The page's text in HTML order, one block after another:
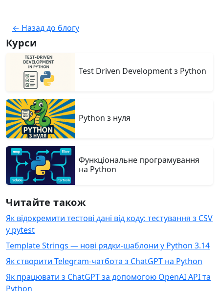
← Назад до блогу
Курси
Test Driven Development з Python
Python з нуля
Функціональне програмування
на Python
Читайте також
Як відокремити тестові дані від коду: тестування з CSV
у pytest
Template Strings — нові рядки-шаблони у Python 3.14
Як створити Telegram-чатбота з ChatGPT на Python
Як працювати з ChatGPT за допомогою OpenAI API та
Python